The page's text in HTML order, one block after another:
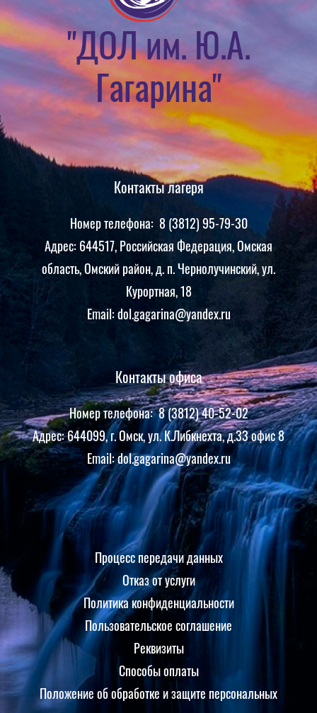
"ДОЛ им. Ю.А.
Гагарина"
Контакты лагеря
Номер телефона: 8 (3812) 95-79-30
Адрес: 644517, Российская Федерация, Омская
область, Омский район, д. п. Чернолучинский, ул.
Курортная, 18
Email: dol.gagarina@yandex.ru
Контакты офиса
Номер телефона: 8 (3812) 40-52-02
Адрес: 644099, г. Омск, ул. К.Либкнехта, д.33 офис 8
Email: dol.gagarina@yandex.ru
Процесс передачи данных
Отказ от услуги
Политика конфиденциальности
Пользовательское соглашение
Реквизиты
Способы оплаты
Положение об обработке и защите персональных